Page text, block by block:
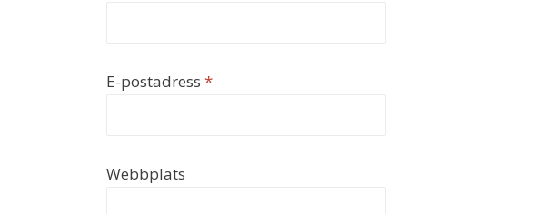
E-postadress *
Webbplats